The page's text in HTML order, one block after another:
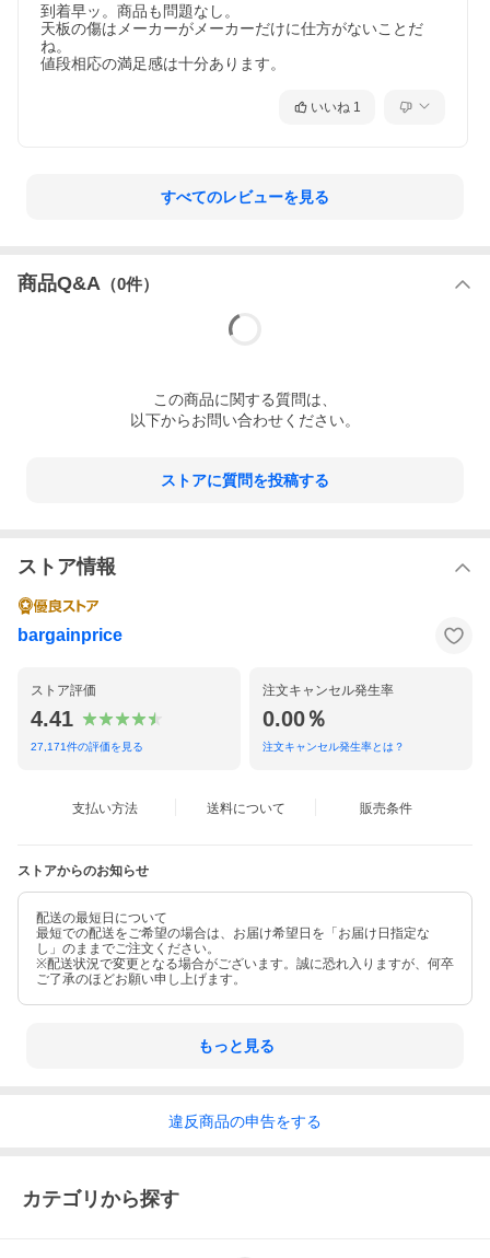
到着早ッ。商品も問題なし。
天板の傷はメーカーがメーカーだけに仕方がないことだ
ね。
値段相応の満足感は十分あります。
いいね 1
すべてのレビューを見る
商品Q&A （0件）
この商品に関する質問は、
以下からお問い合わせください。
ストアに質問を投稿する
ストア情報
bargainprice
ストア評価
4.41
27,171件の評価を見る
注文キャンセル発生率
0.00％
注文キャンセル発生率とは？
支払い方法 送料について 販売条件
ストアからのお知らせ
配送の最短日について
最短での配送をご希望の場合は、お届け希望日を「お届け日指定な
し」のままでご注文ください。
※配送状況で変更となる場合がございます。誠に恐れ入りますが、何卒
ご了承のほどお願い申し上げます。
もっと見る
違反商品の申告をする
カテゴリから探す